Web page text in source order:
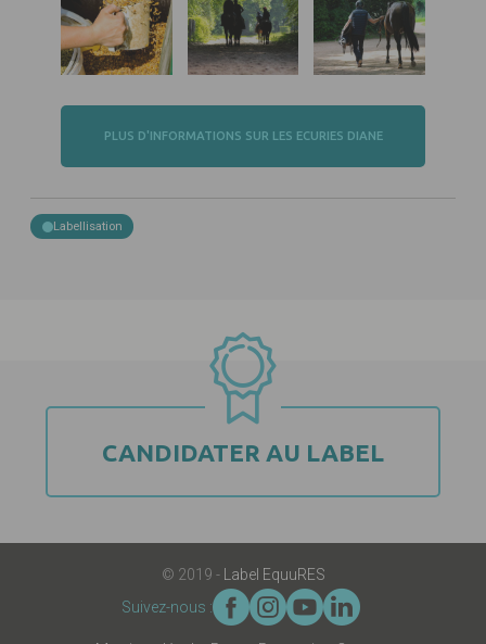
PLUS D'INFORMATIONS SUR LES ECURIES DIANE
Labellisation
CANDIDATER AU LABEL
© 2019 - Label EquuRES
Suivez-nous :